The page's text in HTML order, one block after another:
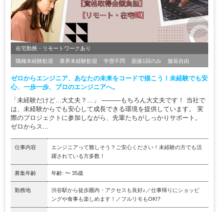
在宅勤務・リモートワークあり
職種未経験歓迎 業界未経験歓迎 学歴不問 面接1回のみ 服装自由
ゼロからエンジニア、あなたの未来をコードで描こう！未経験でも安
心、一歩一歩、プロのエンジニアへ。
「未経験だけど…大丈夫？…」 ―――もちろん大丈夫です！ 当社で
は、未経験からでも安心して成長できる環境を提供しています。 実
際のプロジェクトに参加しながら、先輩たちがしっかりサポート。
ゼロからス...
仕事内容
エンジニアって難しそう？ご安心ください！未経験の方でも活
躍されている方多数！
募集年齢 年齢: 〜 35歳
勤務地
渋谷駅から徒歩圏内・アクセスも良好♪／仕事帰りにショッピ
ングや食事も楽しめます！／フルリモもOK!?